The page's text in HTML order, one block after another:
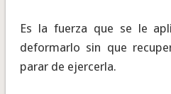
Es la fuerza que se le
deformarlo sin que
parar de ejercerla.